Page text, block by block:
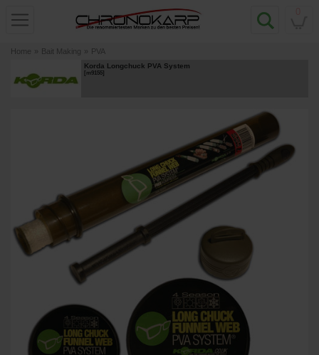
Home » Bait Making » PVA
Korda Longchuck PVA System
m9155]